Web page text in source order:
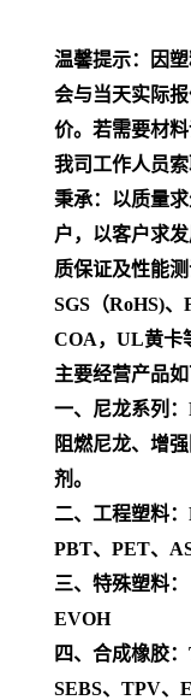
温馨提示：因
会与当天实际
价。若需要材
我司工作人员索
秉承：以质量
户，以客户求
质保证及性能测
SGS（RoHS)
COA，UL黄卡
主要经营产品如
一、尼龙系列：
阻燃尼龙、增
剂。
二、工程塑料
PBT、PET、
三、特殊塑料
EVOH
四、合成橡胶
SEBS、TPV、